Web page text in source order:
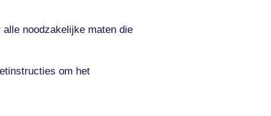
noodzakelijke maten die
om het